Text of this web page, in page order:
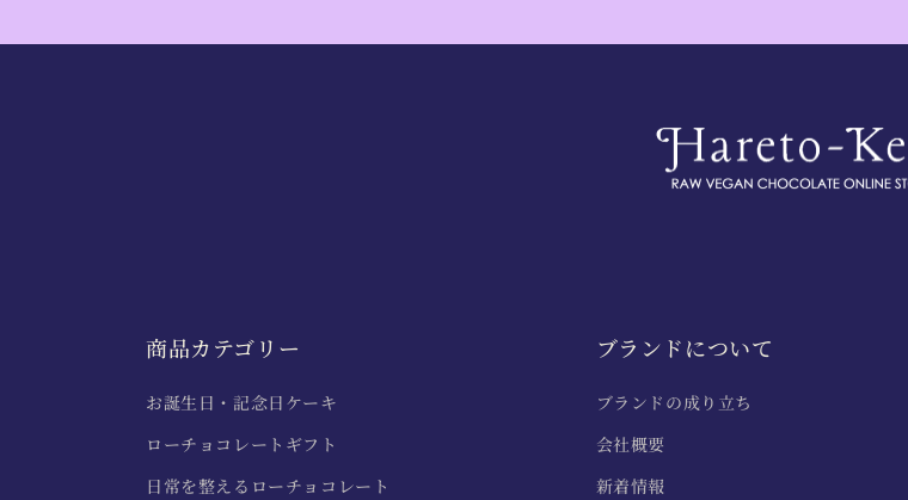
商品カテゴリー
お誕生日・記念日ケーキ
ローチョコレートギフト
日常を整えるローチョコレート
ブランドについて
ブランドの成り立ち
会社概要
新着情報